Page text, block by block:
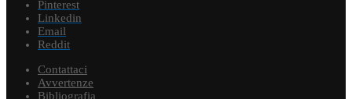
Pinterest
Linkedin
Email
Reddit
Contattaci
Avvertenze
Bibliografia